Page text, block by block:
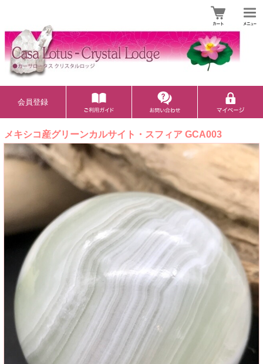
会員登録
メキシコ産グリーンカルサイト・スフィア GCA003